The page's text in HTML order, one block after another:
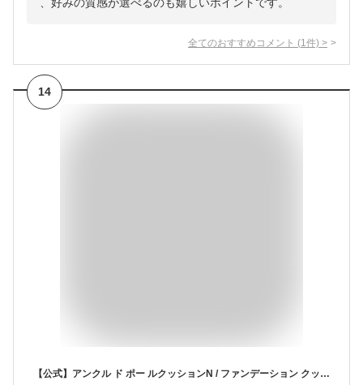
、好みの質感が選べるのも嬉しいポイントです。
全てのおすすめコメント (1 件) >
14
【公式】アンクル ド ポー ルクッションN / ファンデーション クッションファンデ / レフィル 詰め替え リフィル / イヴサンローラン イブサンローラン ysl / 正規品 送料無料 / 艶 ツヤ ロングラスティング ナチュラルカバー